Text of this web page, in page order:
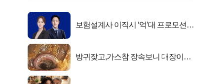
보험설계사 이직시 ‘억’대 프로모션!
방귀잦고,가스참 장속보니 대장이아